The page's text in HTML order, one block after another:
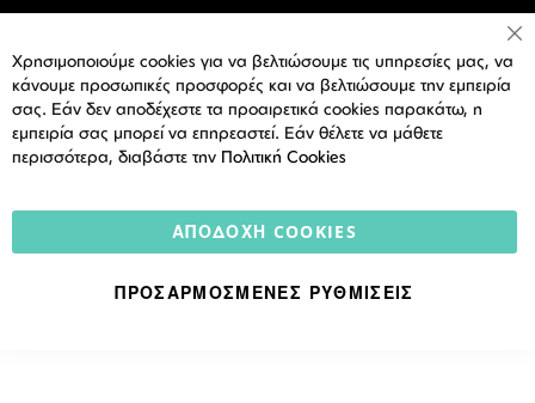
Χρησιμοποιούμε cookies για να βελτιώσουμε τις υπηρεσίες μας, να
κάνουμε προσωπικές προσφορές και να βελτιώσουμε την εμπειρία
σας. Εάν δεν αποδέχεστε τα προαιρετικά cookies παρακάτω, η
εμπειρία σας μπορεί να επηρεαστεί. Εάν θέλετε να μάθετε
περισσότερα, διαβάστε την Πολιτική Cookies
ΑΠΟΔΟΧΉ COOKIES
ΠΡΟΣΑΡΜΟΣΜΈΝΕΣ ΡΥΘΜΊΣΕΙΣ